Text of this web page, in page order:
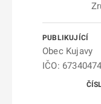
Obec Kujavy
IČO: 67340474